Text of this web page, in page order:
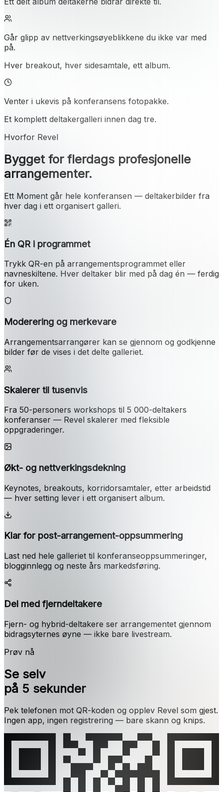
Går glipp av nettverkingsøyeblikkene du ikke var med
på.
Hver breakout, hver sidesamtale, ett album.
Venter i ukevis på konferansens fotopakke.
Et komplett deltakergalleri innen dag tre.
Hvorfor Revel
Bygget for flerdags profesjonelle
arrangementer.
Ett Moment går hele konferansen — deltakerbilder fra
hver dag i ett organisert galleri.
Én QR i programmet
Trykk QR-en på arrangementsprogrammet eller
navneskiltene. Hver deltaker blir med på dag én — ferdig
for uken.
Moderering og merkevare
Arrangementsarrangører kan se gjennom og godkjenne
bilder før de vises i det delte galleriet.
Skalerer til tusenvis
Fra 50-personers workshops til 5 000-deltakers
konferanser — Revel skalerer med fleksible
oppgraderinger.
Økt- og nettverkingsdekning
Keynotes, breakouts, korridorsamtaler, etter arbeidstid
— hver setting lever i ett organisert album.
Klar for post-arrangement-oppsummering
Last ned hele galleriet til konferanseoppsummeringer,
blogginnlegg og neste års markedsføring.
Del med fjerndeltakere
Fjern- og hybrid-deltakere ser arrangementet gjennom
bidragsyternes øyne — ikke bare livestream.
Prøv nå
Se selv
på 5 sekunder
Pek telefonen mot QR-koden og opplev Revel som gjest.
Ingen app, ingen registrering — bare skann og knips.